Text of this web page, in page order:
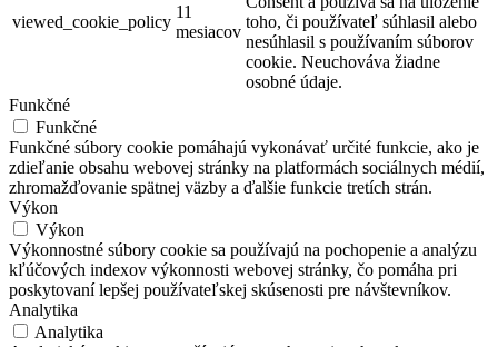
viewed_cookie_policy
11
mesiacov
toho, či používateľ súhlasil alebo
nesúhlasil s používaním súborov
cookie. Neuchováva žiadne
osobné údaje.
Funkčné
Funkčné
Funkčné súbory cookie pomáhajú vykonávať určité funkcie, ako je
zdieľanie obsahu webovej stránky na platformách sociálnych médií,
zhromažďovanie spätnej väzby a ďalšie funkcie tretích strán.
Výkon
Výkon
Výkonnostné súbory cookie sa používajú na pochopenie a analýzu
kľúčových indexov výkonnosti webovej stránky, čo pomáha pri
poskytovaní lepšej používateľskej skúsenosti pre návštevníkov.
Analytika
Analytika